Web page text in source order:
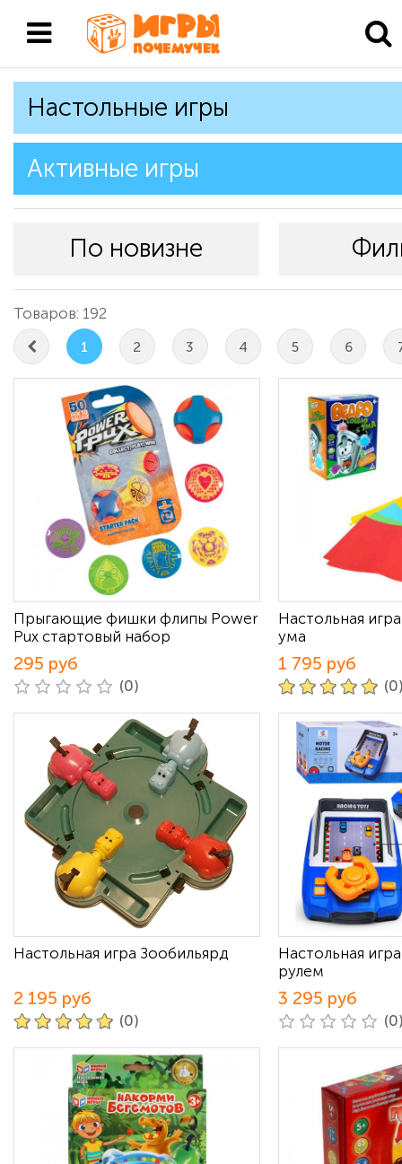
Настольные игры
Активные игры
По новизне
Товаров: 192
1 2 3 4 5 6
Прыгающие фишки флипы Power
Pux стартовый набор
295 руб
(0)
Настольная
ума
1 795 руб
Настольная игра Зообильярд
2 195 руб
(0)
Настольная
рулем
3 295 руб